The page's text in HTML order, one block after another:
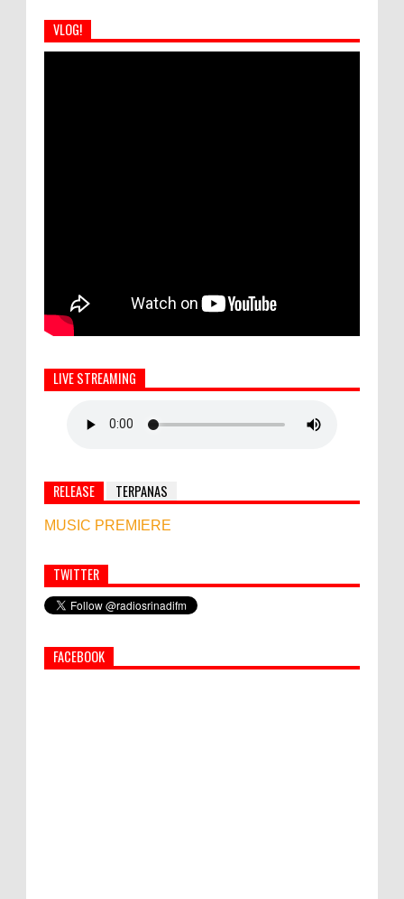
VLOG!
LIVE STREAMING
RELEASE TERPANAS
MUSIC PREMIERE
Simbol Persahabatan, RI Bangun Islamic Centre di
Afghanistan
PEMKAB KLUNGKUNG GELAR PASAR
TWITTER
FACEBOOK